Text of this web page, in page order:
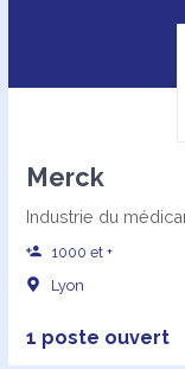
Merck
Industrie du
1000 et +
Lyon
1 poste ouvert